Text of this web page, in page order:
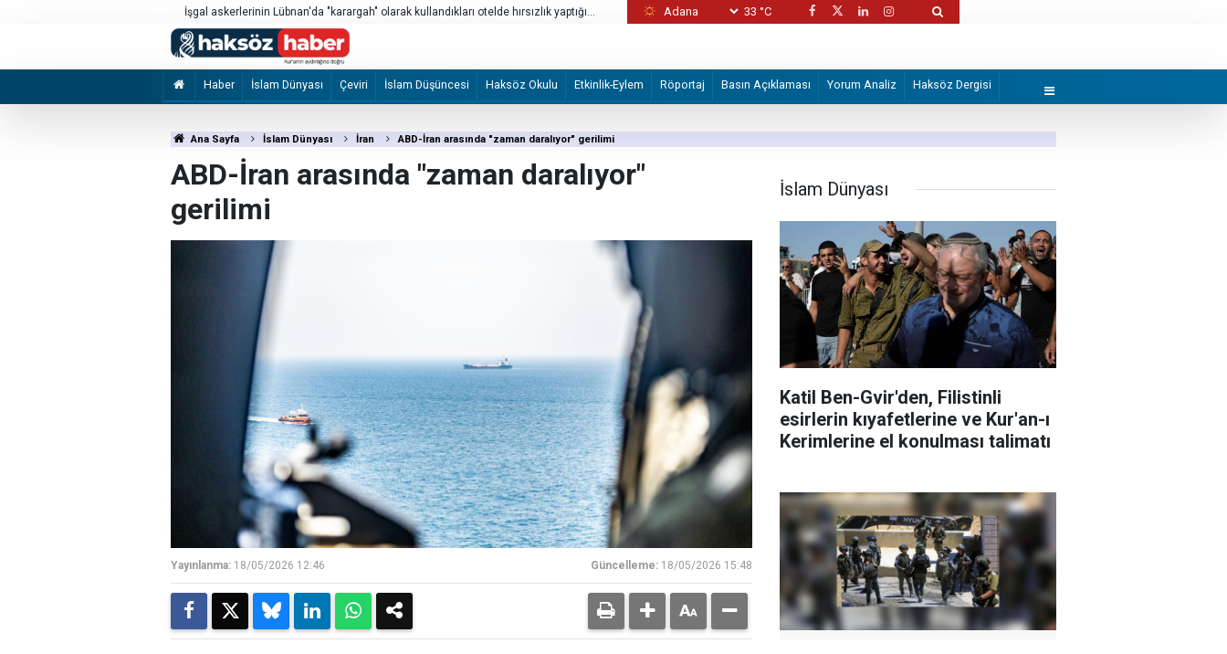
İşgal askerlerinin Lübnan'da "karargah" olarak kullandıkları otelde hırsızlık yaptığı
ortaya çıktı
Esir Kulübü: İşgal güçleri Kalendiya’da 60 kişiyi gözaltına aldı
33 °C
Haber İslam Dünyası Çeviri İslam Düşüncesi Haksöz Okulu Etkinlik-Eylem Röportaj Basın Açıklaması Yorum Analiz Haksöz Dergisi
Ana Sayfa İslam Dünyası İran ABD-İran arasında "zaman daralıyor" gerilimi
ABD-İran arasında "zaman daralıyor"
gerilimi
Yayınlanma: 18/05/2026 12:46 Güncelleme: 18/05/2026 15:48
İslam Dünyası
Katil Ben-Gvir'den, Filistinli
esirlerin kıyafetlerine ve Kur'an-ı
Kerimlerine el konulması talimatı